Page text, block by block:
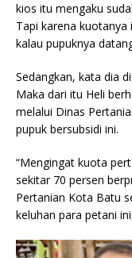
kios itu mengaku
Tapi karena
kalau pupuknya
Sedangkan, kata dia
Maka dari itu Heli
melalui Dinas
pupuk bersubsidi ini.
“Mengingat kuota
sekitar 70 persen
Pertanian Kota Batu
keluhan para petani